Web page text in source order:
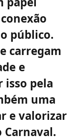
público.
carregam
e
isso pela
uma
e valorizar